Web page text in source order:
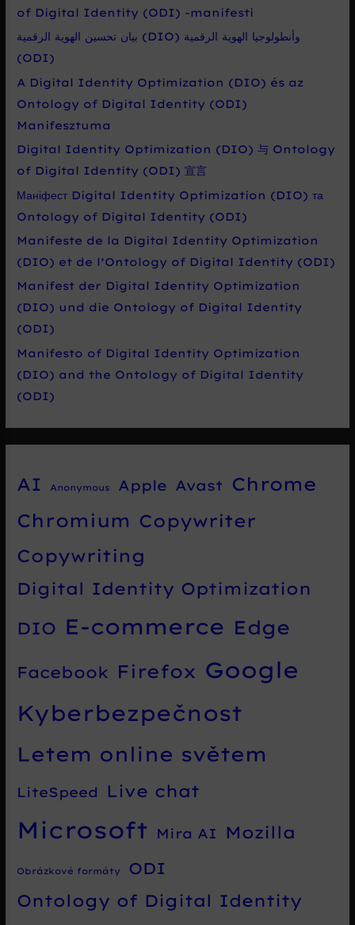
of Digital Identity (ODI) -manifesti
بيان تحسين الهوية الرقمية (DIO) وأنطولوجيا الهوية الرقمية
(ODI)
A Digital Identity Optimization (DIO) és az
Ontology of Digital Identity (ODI)
Manifesztuma
Digital Identity Optimization (DIO) 与 Ontology
of Digital Identity (ODI) 宣言
Маніфест Digital Identity Optimization (DIO) та
Ontology of Digital Identity (ODI)
Manifeste de la Digital Identity Optimization
(DIO) et de l’Ontology of Digital Identity (ODI)
Manifest der Digital Identity Optimization
(DIO) und die Ontology of Digital Identity
(ODI)
Manifesto of Digital Identity Optimization
(DIO) and the Ontology of Digital Identity
(ODI)
AI Anonymous Apple Avast
Chrome
Chromium Copywriter
Copywriting
Digital Identity Optimization
DIO E-commerce Edge
Facebook Firefox Google
Kyberbezpečnost
Letem online světem
LiteSpeed Live chat
Microsoft Mira AI Mozilla
Obrázkové formáty ODI
Ontology of Digital Identity